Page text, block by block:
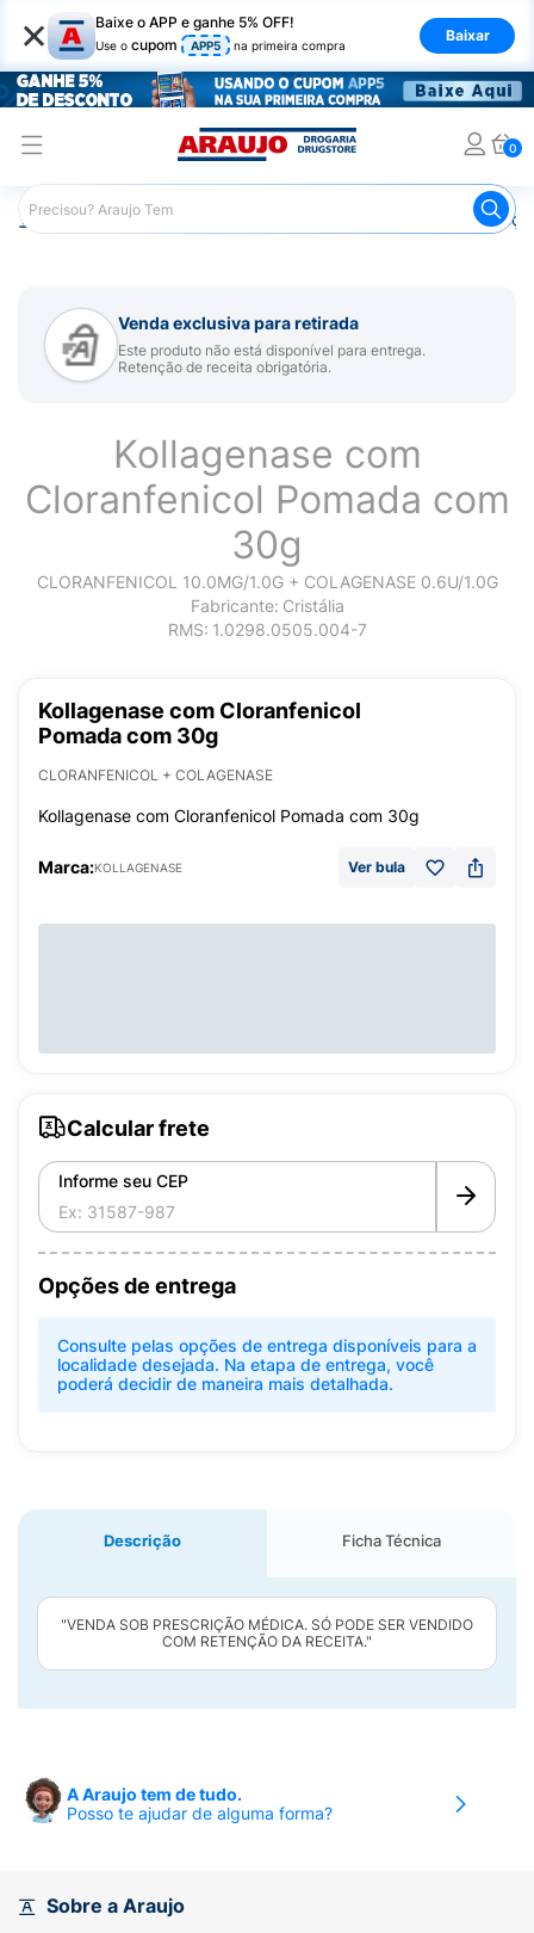
× Baixe o APP e ganhe 5% OFF!
Use o cupom APP5 na primeira compra
Baixar
0
Araujo Medicamentos Remédios para Alergias e
Venda exclusiva para retirada
Este produto não está disponível para entrega.
Retenção de receita obrigatória.
Kollagenase com
Cloranfenicol Pomada com
30g
CLORANFENICOL 10.0MG/1.0G + COLAGENASE 0.6U/1.0G
Fabricante: Cristália
RMS: 1.0298.0505.004-7
Kollagenase com Cloranfenicol
Pomada com 30g
CLORANFENICOL + COLAGENASE
Kollagenase com Cloranfenicol Pomada com 30g
Marca:KOLLAGENASE Ver bula
Calcular frete
Informe seu CEP
Opções de entrega
Consulte pelas opções de entrega disponíveis para a
localidade desejada. Na etapa de entrega, você
poderá decidir de maneira mais detalhada.
Descrição Ficha Técnica
"VENDA SOB PRESCRIÇÃO MÉDICA. SÓ PODE SER VENDIDO
COM RETENÇÃO DA RECEITA."
A Araujo tem de tudo.
Posso te ajudar de alguma forma?
Sobre a Araujo